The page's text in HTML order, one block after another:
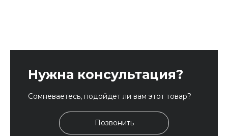
Нужна консультация?
Сомневаетесь, подойдет ли вам этот товар?
Позвонить